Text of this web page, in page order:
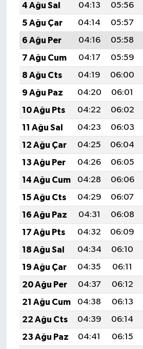
4 Ağu Sal
04:13 05:56
5 Ağu Çar
04:14 05:57
6 Ağu Per
04:16 05:58
7 Ağu Cum
04:17 05:59
8 Ağu Cts
04:19 06:00
9 Ağu Paz
04:20 06:01
10 Ağu Pts
04:22 06:02
11 Ağu Sal
04:23 06:03
12 Ağu Çar
04:25 06:04
13 Ağu Per
04:26 06:05
14 Ağu Cum
04:28 06:06
15 Ağu Cts
04:29 06:07
16 Ağu Paz
04:31 06:08
17 Ağu Pts
04:32 06:09
18 Ağu Sal
04:34 06:10
19 Ağu Çar
04:35 06:11
20 Ağu Per
04:37 06:12
21 Ağu Cum
04:38 06:13
22 Ağu Cts
04:39 06:14
23 Ağu Paz
04:41 06:15